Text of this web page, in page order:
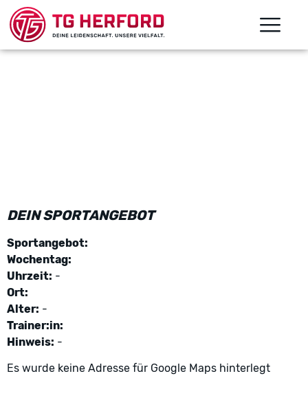
DEIN SPORTANGEBOT
Sportangebot:
Wochentag:
Uhrzeit: -
Ort:
Alter: -
Trainer:in:
Hinweis: -
Es wurde keine Adresse für Google Maps hinterlegt